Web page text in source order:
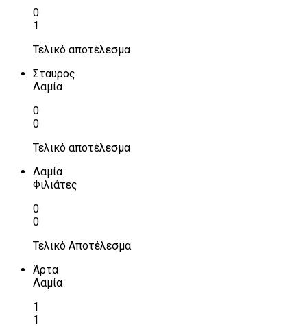
0
1
Τελικό αποτέλεσμα
Σταυρός
Λαμία
0
0
Τελικό αποτέλεσμα
Λαμία
Φιλιάτες
0
0
Τελικό Αποτέλεσμα
Άρτα
Λαμία
1
1